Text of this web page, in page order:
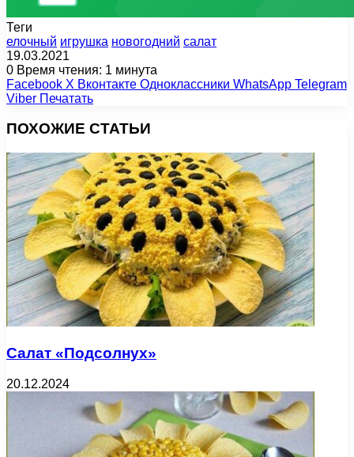
Теги
елочный игрушка новогодний салат
19.03.2021
0 Время чтения: 1 минута
Facebook X Вконтакте Одноклассники WhatsApp Telegram
Viber Печатать
ПОХОЖИЕ СТАТЬИ
Салат «Подсолнух»
20.12.2024